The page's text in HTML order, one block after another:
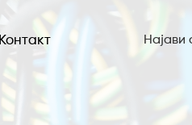
Контакт Најави